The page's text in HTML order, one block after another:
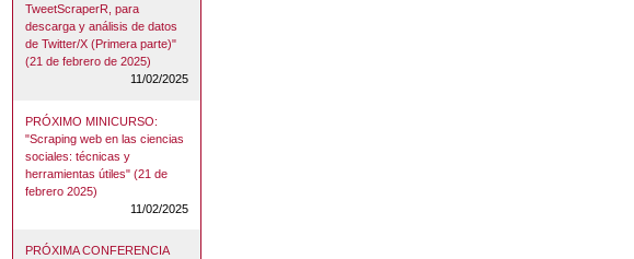
TweetScraperR, para
descarga y análisis de datos
de Twitter/X (Primera parte)"
(21 de febrero de 2025)
11/02/2025
PRÓXIMO MINICURSO:
"Scraping web en las ciencias
sociales: técnicas y
herramientas útiles" (21 de
febrero 2025)
11/02/2025
PRÓXIMA CONFERENCIA